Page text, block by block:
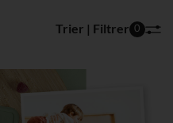
Trier | Filtrer 0